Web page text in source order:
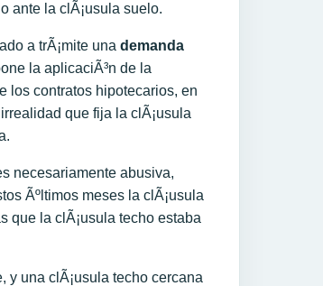
ante la clÃ¡usula suelo.
a trÃ¡mite una demanda
la aplicaciÃ³n de la
los contratos hipotecarios, en
que fija la clÃ¡usula
necesariamente abusiva,
Ãºltimos meses la clÃ¡usula
que la clÃ¡usula techo estaba
y una clÃ¡usula techo cercana